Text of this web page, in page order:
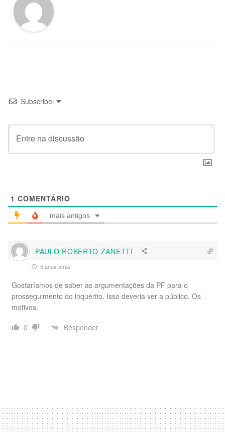
Subscribe
1 COMENTÁRIO
mais antigos
PAULO ROBERTO ZANETTI
3 anos atrás
Gostaríamos de saber as argumentações da PF para o
prosseguimento do inquérito. Isso deveria ver a público. Os
motivos.
0
Responder